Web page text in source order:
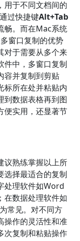
用于不同文档间的
过快捷键Alt+Tab
畅。而在Mac系统
窗口复制的优势
对于需要从多个来
件中，多窗口复制
容并复制到剪贴
标所在处并粘贴内
到数据表格再到图
便实用，还显著节
议熟练掌握以上所
选择最适合的复制
处理软件如Word
在数据处理软件如
常见。对不同方
操作的灵活性和准
次复制和粘贴操作